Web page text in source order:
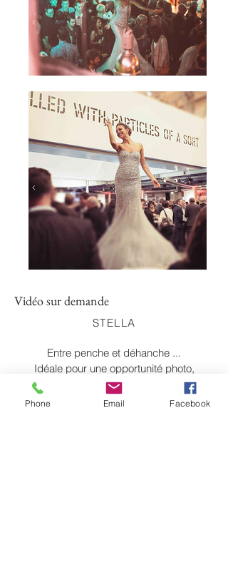
Vidéo sur demande
STELLA
Entre penche et déhanche ...
Idéale pour une opportunité photo,
en Cocktail ou en Accueil , Stella défie la
gravité .
Phone Email Facebook